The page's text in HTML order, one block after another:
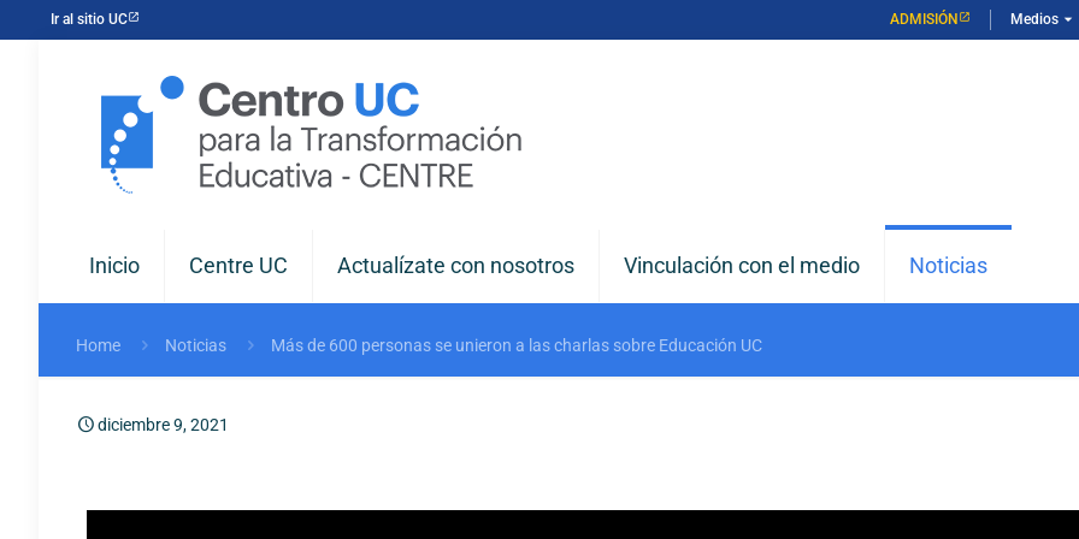
Ir al sitio UC ADMISIÓN Medios arrow_drop_down
Inicio Centre UC Actualízate con nosotros Vinculación con el medio Noticias
Home Noticias Más de 600 personas se unieron a las charlas sobre Educación UC
diciembre 9, 2021